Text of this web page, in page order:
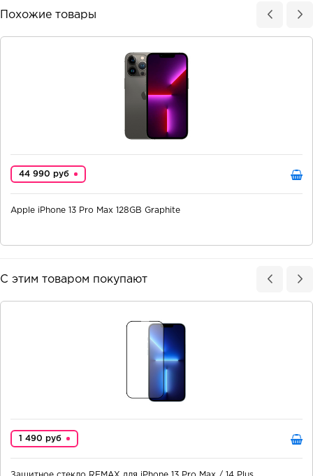
Похожие товары
44 990 руб
Apple iPhone 13 Pro Max 128GB Graphite
С этим товаром покупают
1 490 руб